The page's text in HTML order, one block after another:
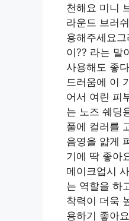
천해요 미니
라운드 브러
용해주세요
이?? 라는 말
사용해도 좋
드러움에 이
어서 여린 피
는 노즈 쉐딩
풀에 컬러를
음영을 얇게
기에 딱 좋아
메이크업시
는 역할을 하
착력이 더욱
용하기 좋아